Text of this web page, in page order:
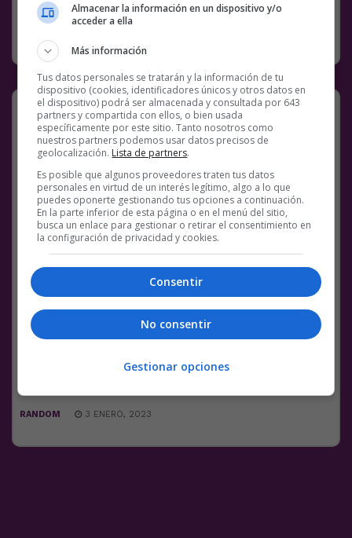
Un oso polar atraviesa una fina capa
de hielo usando las leyes de la física
Urso Polar atravessa a fina camada de gelo
usando as leis da física.
pic.twitter.com/BszwLcWgfk
— Astronomiaum
(@Astronomiaum) January 2, 2023
Facebook
Twitter
WhatsApp
Gmail
Meneame
Copy
Link
VÍDEOS
RANDOM 3 ENERO, 2023
Almacenar la información en un dispositivo y/o
acceder a ella
Más información
Tus datos personales se tratarán y la información de tu
dispositivo (cookies, identificadores únicos y otros datos en
el dispositivo) podrá ser almacenada y consultada por 643
partners y compartida con ellos, o bien usada
específicamente por este sitio. Tanto nosotros como
nuestros partners podemos usar datos precisos de
geolocalización. Lista de partners.
Es posible que algunos proveedores traten tus datos
personales en virtud de un interés legítimo, algo a lo que
puedes oponerte gestionando tus opciones a continuación.
En la parte inferior de esta página o en el menú del sitio,
busca un enlace para gestionar o retirar el consentimiento en
la configuración de privacidad y cookies.
Consentir
No consentir
Gestionar opciones